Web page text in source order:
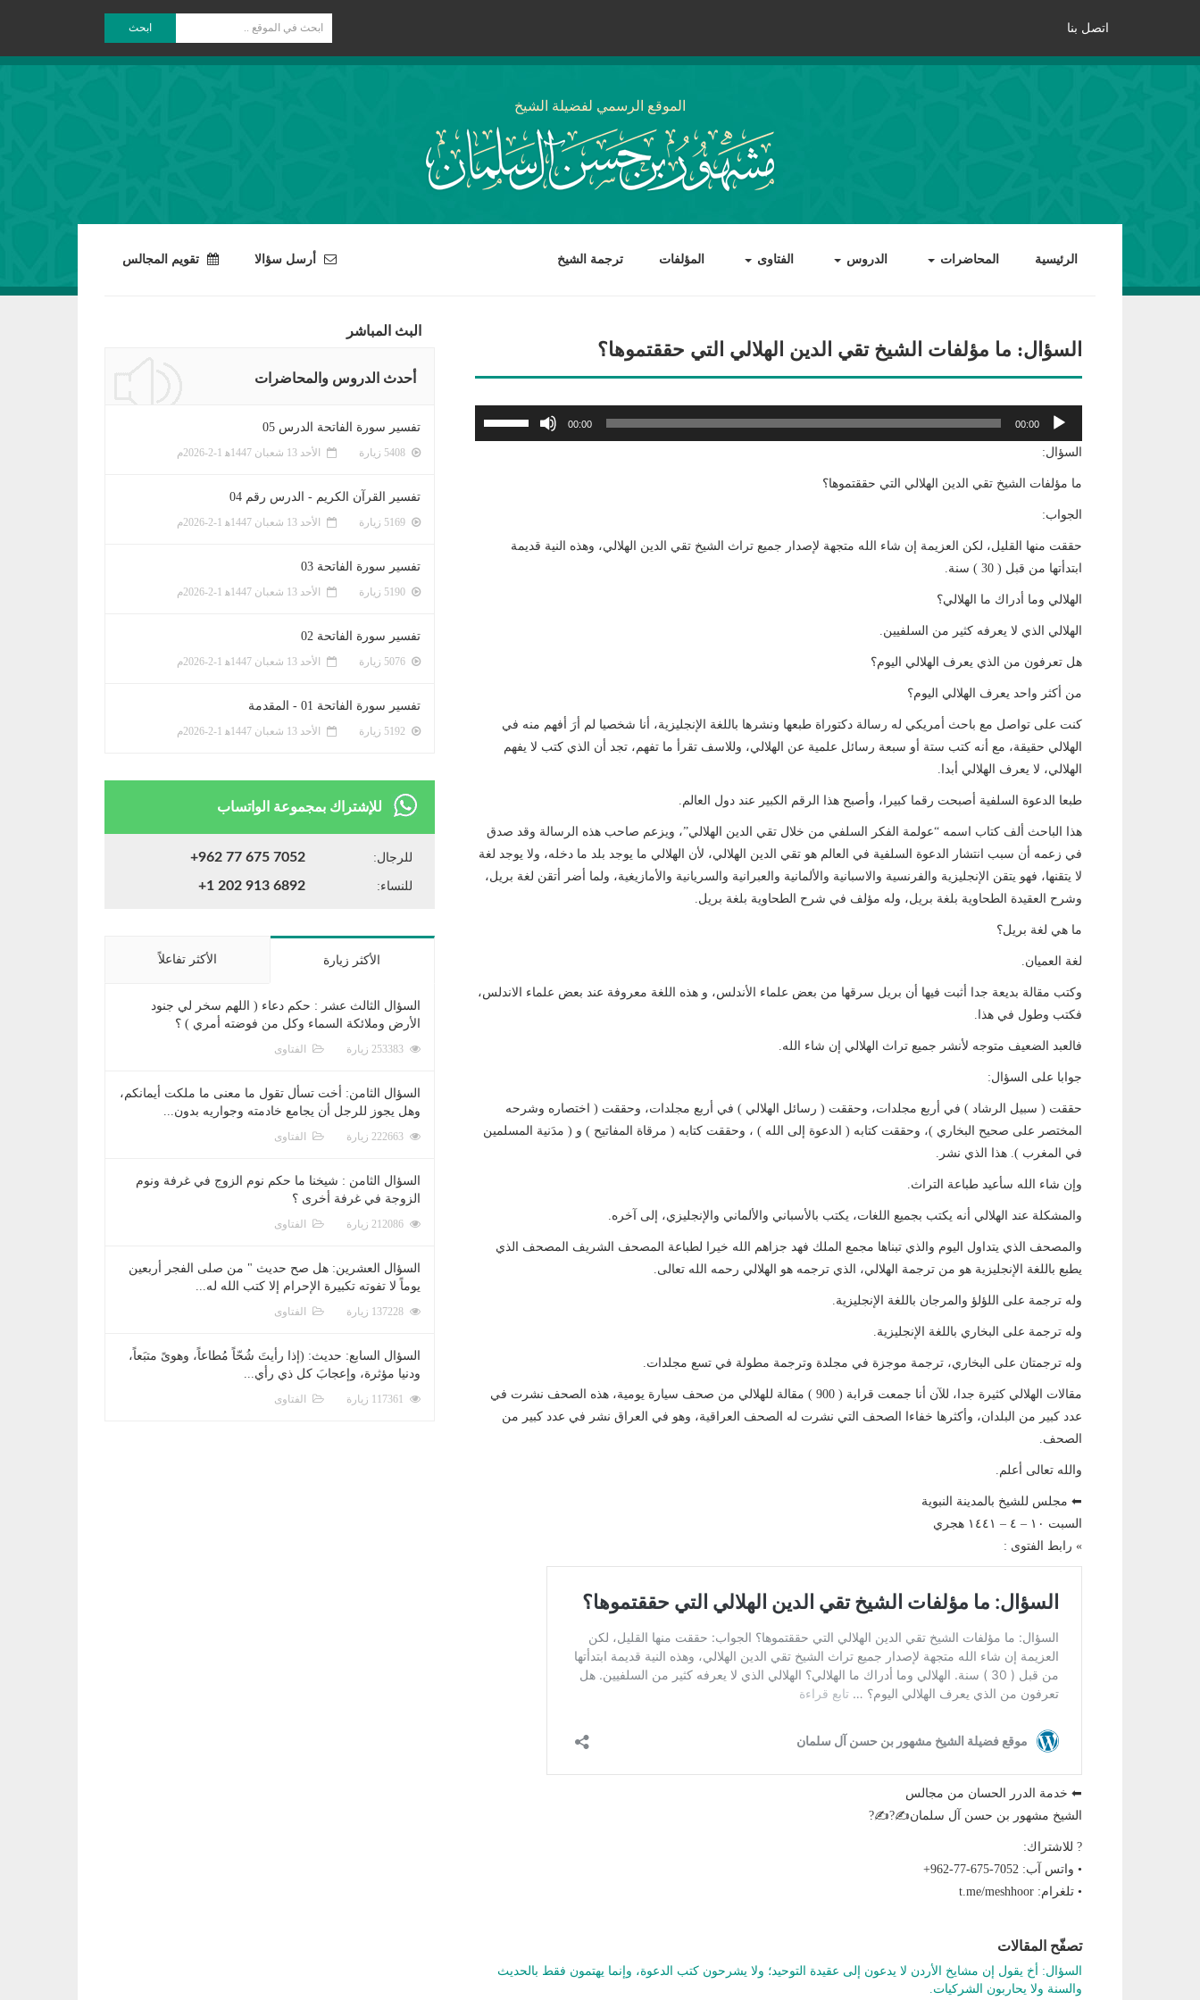
اتصل بنا ابحث
الموقع الرسمي لفضيلة الشيخ
الرئيسية المحاضرات الدروس الفتاوى المؤلفات ترجمة الشيخ أرسل سؤالا تقويم المجالس
السؤال: ما مؤلفات الشيخ تقي الدين الهلالي التي حققتموها؟
مشغل
الصوت
00:00
00:00
السؤال:
ما مؤلفات الشيخ تقي الدين الهلالي التي حققتموها؟
الجواب:
حققت منها القليل، لكن العزيمة إن شاء الله متجهة لإصدار جميع تراث الشيخ تقي الدين الهلالي، وهذه النية قديمة
ابتدأتها من قبل ( 30 ) سنة.
الهلالي وما أدراك ما الهلالي؟
الهلالي الذي لا يعرفه كثير من السلفيين.
هل تعرفون من الذي يعرف الهلالي اليوم؟
من أكثر واحد يعرف الهلالي اليوم؟
كنت على تواصل مع باحث أمريكي له رسالة دكتوراة طبعها ونشرها باللغة الإنجليزية، أنا شخصيا لم أرَ أفهم منه في
الهلالي حقيقة، مع أنه كتب ستة أو سبعة رسائل علمية عن الهلالي، وللاسف تقرأ ما تفهم، تجد أن الذي كتب لا يفهم
الهلالي، لا يعرف الهلالي أبدا.
طبعا الدعوة السلفية أصبحت رقما كبيرا، وأصبح هذا الرقم الكبير عند دول العالم.
هذا الباحث ألف كتاب اسمه “عولمة الفكر السلفي من خلال تقي الدين الهلالي”، ويزعم صاحب هذه الرسالة وقد صدق
في زعمه أن سبب انتشار الدعوة السلفية في العالم هو تقي الدين الهلالي، لأن الهلالي ما يوجد بلد ما دخله، ولا يوجد لغة
لا يتقنها، فهو يتقن الإنجليزية والفرنسية والاسبانية والألمانية والعبرانية والسريانية والأمازيغية، ولما أضر أتقن لغة بريل،
وشرح العقيدة الطحاوية بلغة بريل، وله مؤلف في شرح الطحاوية بلغة بريل.
ما هي لغة بريل؟
لغة العميان.
وكتب مقالة بديعة جدا أثبت فيها أن بريل سرقها من بعض علماء الأندلس، و هذه اللغة معروفة عند بعض علماء الاندلس،
فكتب وطول في هذا.
فالعبد الضعيف متوجه لأنشر جميع تراث الهلالي إن شاء الله.
جوابا على السؤال:
حققت ( سبيل الرشاد ) في أربع مجلدات، وحققت ( رسائل الهلالي ) في أربع مجلدات، وحققت ( اختصاره وشرحه
المختصر على صحيح البخاري )، وحققت كتابه ( الدعوة إلى الله ) ، وحققت كتابه ( مرقاة المفاتيح ) و ( مدَنية المسلمين
في المغرب ). هذا الذي نشر.
وإن شاء الله سأعيد طباعة التراث.
والمشكلة عند الهلالي أنه يكتب بجميع اللغات، يكتب بالأسباني والألماني والإنجليزي، إلى آخره.
والمصحف الذي يتداول اليوم والذي تبناها مجمع الملك فهد جزاهم الله خيرا لطباعة المصحف الشريف المصحف الذي
يطبع باللغة الإنجليزية هو من ترجمة الهلالي، الذي ترجمه هو الهلالي رحمه الله تعالى.
وله ترجمة على اللؤلؤ والمرجان باللغة الإنجليزية.
وله ترجمة على البخاري باللغة الإنجليزية.
وله ترجمتان على البخاري، ترجمة موجزة في مجلدة وترجمة مطولة في تسع مجلدات.
مقالات الهلالي كثيرة جدا، للآن أنا جمعت قرابة ( 900 ) مقالة للهلالي من صحف سيارة يومية، هذه الصحف نشرت في
عدد كبير من البلدان، وأكثرها خفاءا الصحف التي نشرت له الصحف العراقية، وهو في العراق نشر في عدد كبير من
الصحف.
والله تعالى أعلم.
⬅ مجلس للشيخ بالمدينة النبوية
السبت ١٠ – ٤ – ١٤٤١ هجري
» رابط الفتوى :
⬅ خدمة الدرر الحسان من مجالس
الشيخ مشهور بن حسن آل سلمان✍?✍?
? للاشتراك:
• واتس آب: ‎+962-77-675-7052
• تلغرام: t.me/meshhoor
تصفّح المقالات
السؤال: أخ يقول إن مشايخ الأردن لا يدعون إلى عقيدة التوحيد؛ ولا يشرحون كتب الدعوة، وإنما يهتمون فقط بالحديث
والسنة ولا يحاربون الشركيات.
البث المباشر
أحدث الدروس والمحاضرات
تفسير سورة الفاتحة الدرس 05
الأحد 13 شعبان 1447ﻫ 1-2-2026م
تفسير القرآن الكريم - الدرس رقم 04
الأحد 13 شعبان 1447ﻫ 1-2-2026م
تفسير سورة الفاتحة 03
الأحد 13 شعبان 1447ﻫ 1-2-2026م
تفسير سورة الفاتحة 02
الأحد 13 شعبان 1447ﻫ 1-2-2026م
تفسير سورة الفاتحة 01 - المقدمة
الأحد 13 شعبان 1447ﻫ 1-2-2026م
للإشتراك بمجموعة الواتساب
للرجال: +962 77 675 7052
للنساء: +1 202 913 6892
الأكثر زيارة الأكثر تفاعلاً
السؤال الثالث عشر : حكم دعاء ( اللهم سخر لي جنود
الأرض وملائكة السماء وكل من فوضته أمري ) ؟
الفتاوى
السؤال الثامن: أخت تسأل تقول ما معنى ما ملكت أيمانكم،
وهل يجوز للرجل أن يجامع خادمته وجواريه بدون...
الفتاوى
السؤال الثامن : شيخنا ما حكم نوم الزوج في غرفة ونوم
الزوجة في غرفة أخرى ؟
الفتاوى
السؤال العشرين: هل صح حديث " من صلى الفجر أربعين
يوماً لا تفوته تكبيرة الإحرام إلا كتب الله له...
الفتاوى
السؤال السابع: حديث: (إذا رأيتَ شُحّاً مُطاعاً، وهوىً متبَعاً،
ودنيا مؤثرة، وإعجابَ كل ذي رأي...
الفتاوى